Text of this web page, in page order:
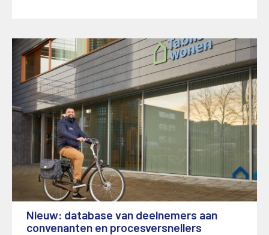
Nieuw: database van deelnemers aan
convenanten en procesversnellers